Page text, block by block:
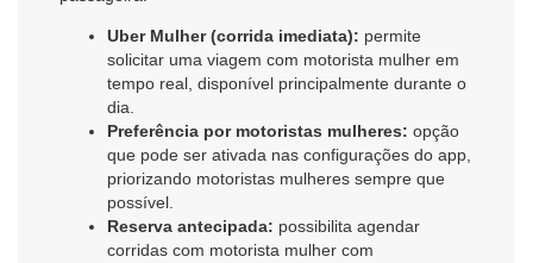
Uber Mulher (corrida imediata): permite
solicitar uma viagem com motorista mulher em
tempo real, disponível principalmente durante o
dia.
Preferência por motoristas mulheres: opção
que pode ser ativada nas configurações do app,
priorizando motoristas mulheres sempre que
possível.
Reserva antecipada: possibilita agendar
corridas com motorista mulher com